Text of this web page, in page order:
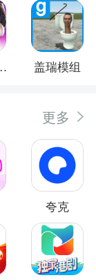
王 盖瑞模组
更多
夸克